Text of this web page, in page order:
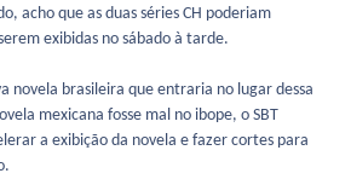
acho que as duas séries CH poderiam
exibidas no sábado à tarde.
novela brasileira que entraria no lugar dessa
mexicana fosse mal no ibope, o SBT
a exibição da novela e fazer cortes para